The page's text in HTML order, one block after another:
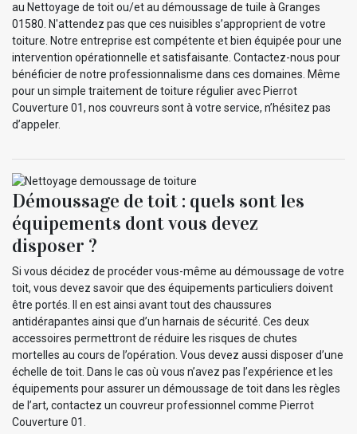
au Nettoyage de toit ou/et au démoussage de tuile à Granges
01580. N'attendez pas que ces nuisibles s’approprient de votre
toiture. Notre entreprise est compétente et bien équipée pour une
intervention opérationnelle et satisfaisante. Contactez-nous pour
bénéficier de notre professionnalisme dans ces domaines. Même
pour un simple traitement de toiture régulier avec Pierrot
Couverture 01, nos couvreurs sont à votre service, n’hésitez pas
d’appeler.
Démoussage de toit : quels sont les
équipements dont vous devez
disposer ?
Si vous décidez de procéder vous-même au démoussage de votre
toit, vous devez savoir que des équipements particuliers doivent
être portés. Il en est ainsi avant tout des chaussures
antidérapantes ainsi que d’un harnais de sécurité. Ces deux
accessoires permettront de réduire les risques de chutes
mortelles au cours de l’opération. Vous devez aussi disposer d’une
échelle de toit. Dans le cas où vous n’avez pas l’expérience et les
équipements pour assurer un démoussage de toit dans les règles
de l’art, contactez un couvreur professionnel comme Pierrot
Couverture 01.